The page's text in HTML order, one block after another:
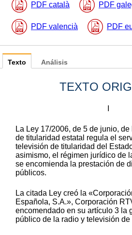
PDF català PDF
PDF valencià PDF
Texto
TEXTO
La Ley 17/2006, de 5 de junio,
de titularidad estatal regula el
televisión de titularidad del
asimismo, el régimen jurídico de
se encomienda la prestación de
públicos.
La citada Ley creó la
Española, S.A.», Corporación
encomendado en su artículo 3 la
público de la radio y televisión de
Análisis